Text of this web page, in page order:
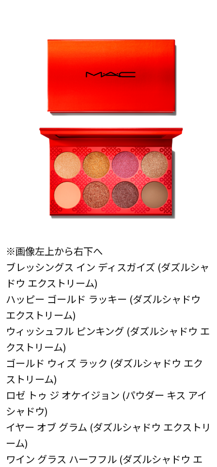
※画像左上から右下へ
ブレッシングス イン ディスガイズ (ダズルシャ
ドウ エクストリーム)
ハッピー ゴールド ラッキー (ダズルシャドウ
エクストリーム)
ウィッシュフル ピンキング (ダズルシャドウ エ
クストリーム)
ゴールド ウィズ ラック (ダズルシャドウ エク
ストリーム)
ロゼ トゥ ジ オケイジョン (パウダー キス アイ
シャドウ)
イヤー オブ グラム (ダズルシャドウ エクストリ
ーム)
ワイン グラス ハーフフル (ダズルシャドウ エ